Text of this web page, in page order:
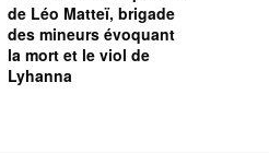
de Léo Matteï, brigade
des mineurs évoquant
la mort et le viol de
Lyhanna